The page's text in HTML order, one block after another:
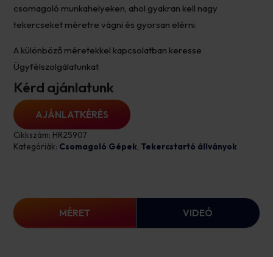
csomagoló munkahelyeken, ahol gyakran kell nagy
tekercseket méretre vágni és gyorsan elérni.
A különböző méretekkel kapcsolatban keresse
Ügyfélszolgálatunkat.
Kérd ajánlatunk
AJÁNLATKÉRÉS
Cikkszám: HR25907
Kategóriák: Csomagoló Gépek, Tekercstartó állványok
MÉRET VIDEÓ